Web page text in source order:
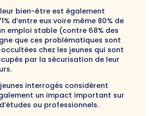
bien-être est également
d’entre eux voire même 80% de
emploi stable (contre 68% des
que ces problématiques sont
chez les jeunes qui sont
par la sécurisation de leur
jeunes interrogés considèrent
un impact important sur
ou professionnels.